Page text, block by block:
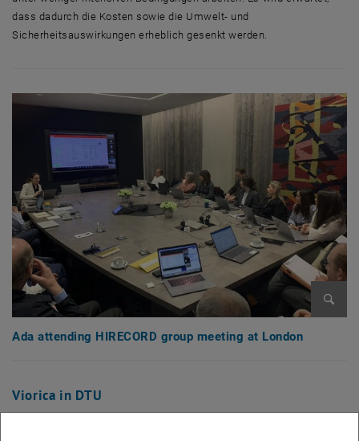
dass dadurch die Kosten sowie die Umwelt- und
Sicherheitsauswirkungen erheblich gesenkt werden.
Ada attending HIRECORD group meeting at London
Viorica in DTU